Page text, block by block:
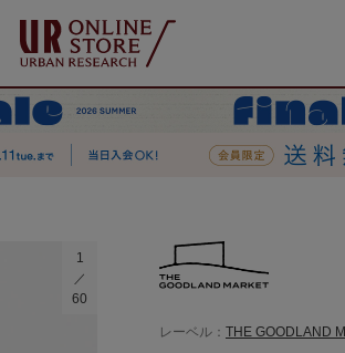
1
60
レーベル： THE GOODLAND